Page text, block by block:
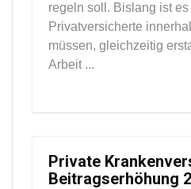
regeln soll. Bislang ist
Privatversicherte
müssen, gleichzeitig
Arbeit ...
Private
Beitragserhöhung